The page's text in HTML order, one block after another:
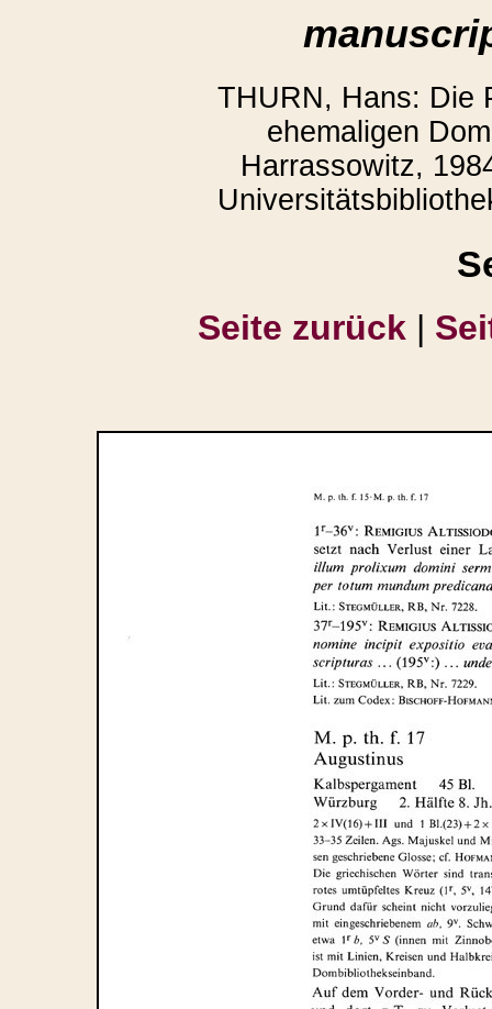
THURN, Hans: Die
ehemaligen
Harrassowitz,
Seite zurück |